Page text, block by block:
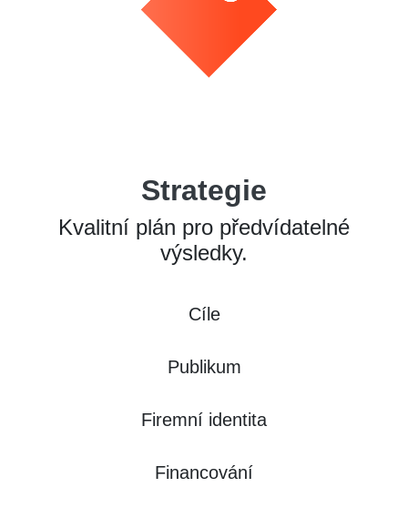
Strategie
Kvalitní plán pro předvídatelné
výsledky.
Cíle
Publikum
Firemní identita
Financování